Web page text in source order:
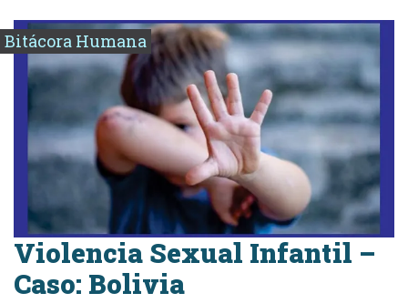
Bitácora Humana
Violencia Sexual Infantil –
Caso: Bolivia